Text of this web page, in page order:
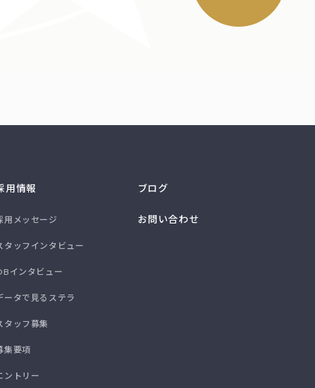
用情報
用メッセージ
タッフインタビュー
インタビュー
ータで見るステラ
タッフ募集
集要項
ントリー
ブログ
お問い合わせ